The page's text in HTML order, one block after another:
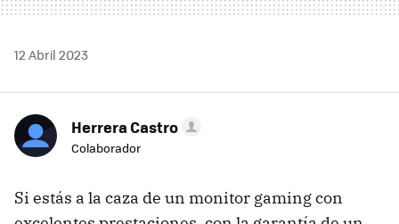
12 Abril 2023
Herrera Castro
Colaborador
Si estás a la caza de un monitor gaming con